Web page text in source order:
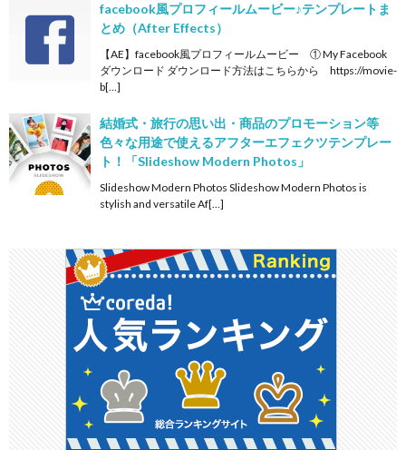
facebook風プロフィールムービー♪テンプレートま
とめ（After Effects）
【AE】facebook風プロフィールムービー ① My Facebook
ダウンロード ダウンロード方法はこちらから https://movie-
b[…]
結婚式・旅行の思い出・商品のプロモーション等
色々な用途で使えるアフターエフェクツテンプレー
ト！「Slideshow Modern Photos」
Slideshow Modern Photos Slideshow Modern Photos is
stylish and versatile Af[…]